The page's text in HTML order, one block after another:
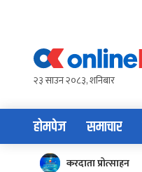
content२३ साउन २०८३, शनिबार
होमपेज समाचार
करदाता प्रोत्साहन